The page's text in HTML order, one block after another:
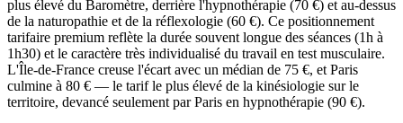
plus élevé du Baromètre, derrière l'hypnothérapie (70 €) et au-dessus
de la naturopathie et de la réflexologie (60 €). Ce positionnement
tarifaire premium reflète la durée souvent longue des séances (1h à
1h30) et le caractère très individualisé du travail en test musculaire.
L'Île-de-France creuse l'écart avec un médian de 75 €, et Paris
culmine à 80 € — le tarif le plus élevé de la kinésiologie sur le
territoire, devancé seulement par Paris en hypnothérapie (90 €).